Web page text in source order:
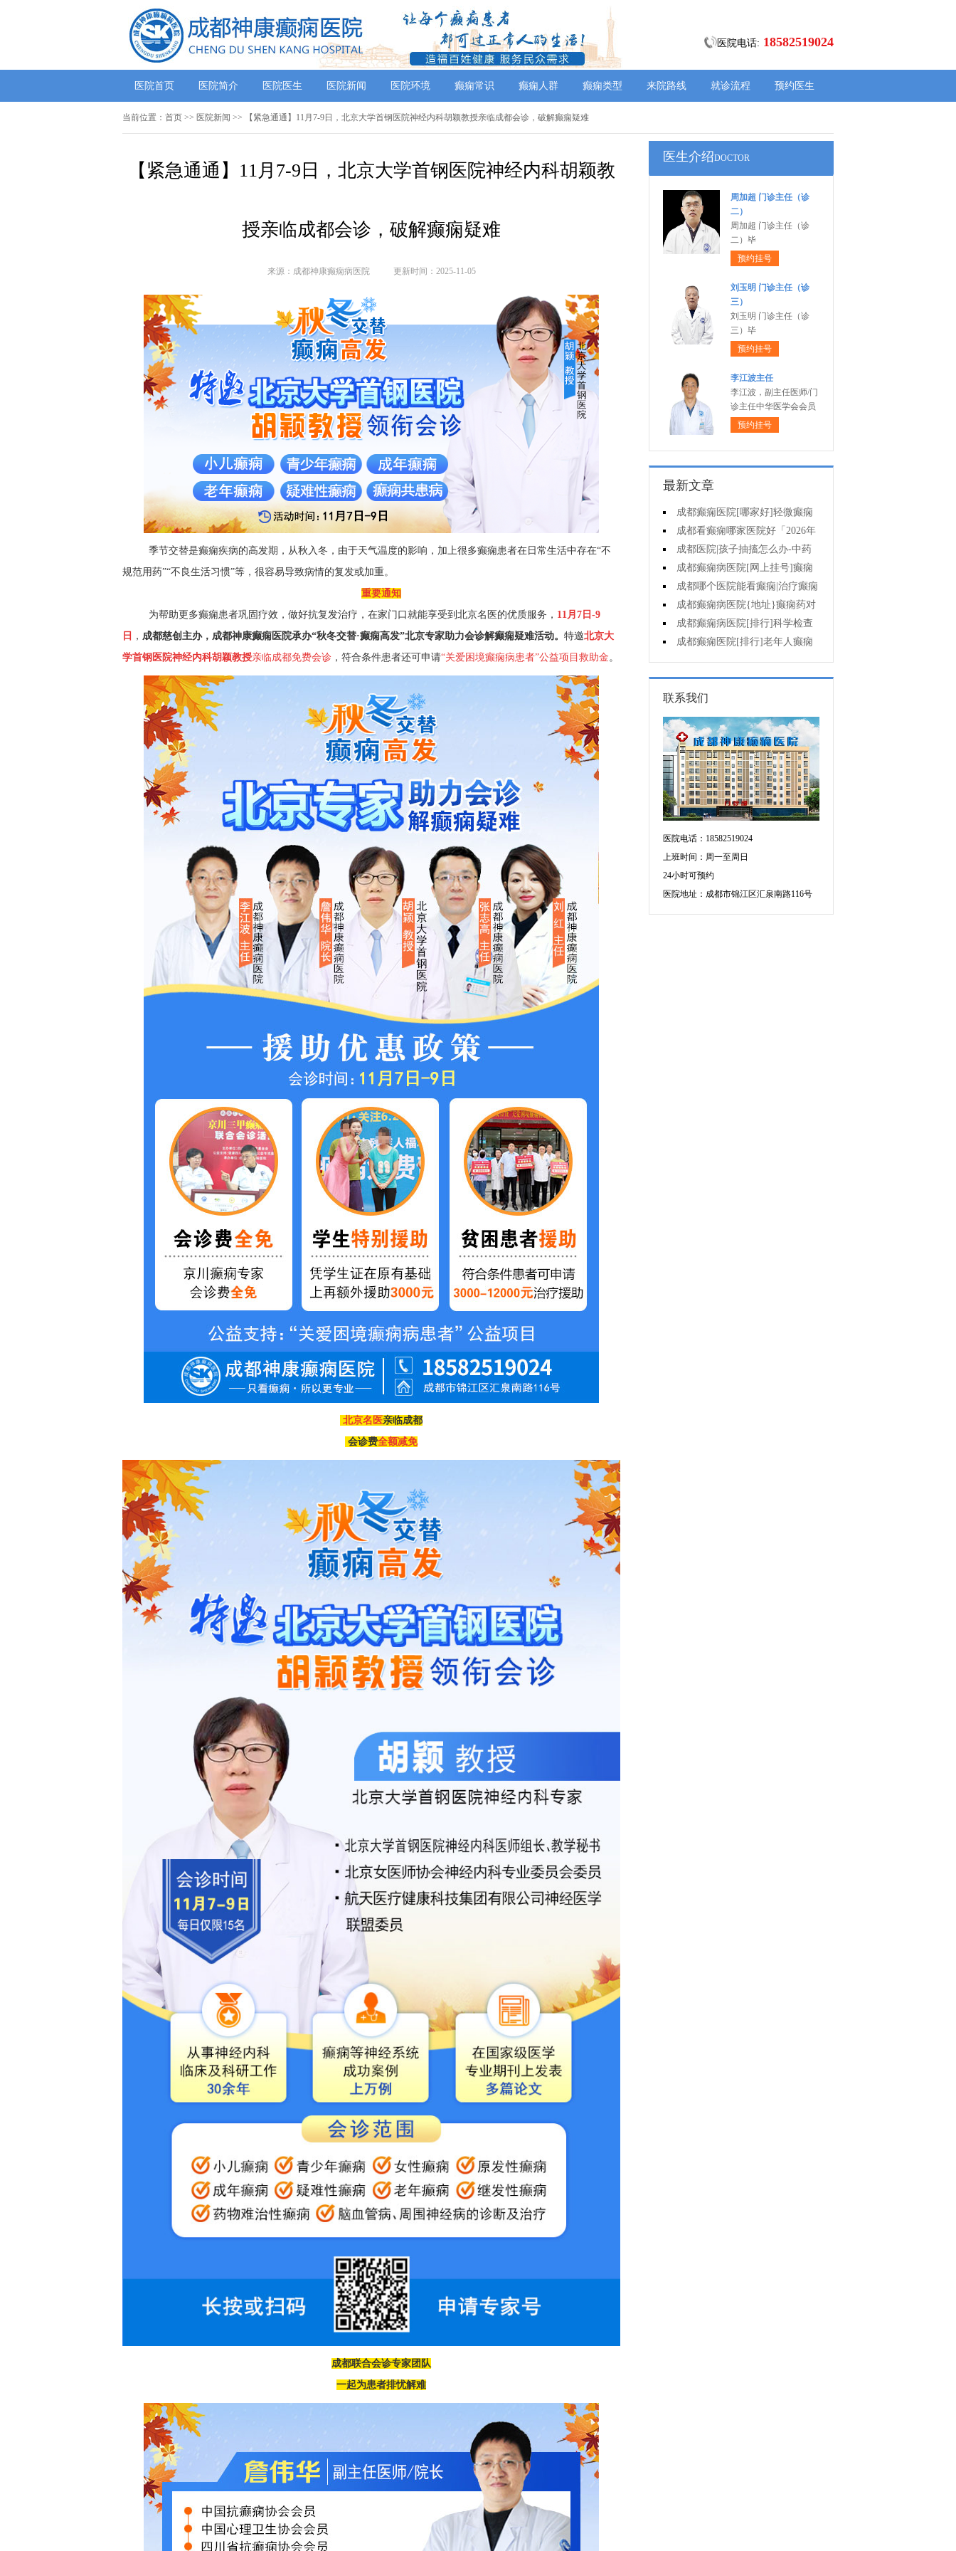
医院电话: 18582519024
医院首页 医院简介 医院医生 医院新闻 医院环境 癫痫常识 癫痫人群 癫痫类型 来院路线 就诊流程 预约医生
当前位置： 首页 >> 医院新闻 >> 【紧急通通】11月7-9日，北京大学首钢医院神经内科胡颖教授亲临成都会诊，破解癫痫疑难
【紧急通通】11月7-9日，北京大学首钢医院神经内科胡颖教
授亲临成都会诊，破解癫痫疑难
来源：成都神康癫痫病医院 更新时间：2025-11-05
季节交替是癫痫疾病的高发期，从秋入冬，由于天气温度的影响，加上很多癫痫患者在日常生活中存在“不
规范用药”“不良生活习惯”等，很容易导致病情的复发或加重。
重要通知
为帮助更多癫痫患者巩固疗效，做好抗复发治疗，在家门口就能享受到北京名医的优质服务， 11月7日-9
日 ， 成都慈创主办， 成都神康癫痫医院承办“秋冬交替·癫痫高发”北京专家助力会诊解癫痫疑难活动。 特邀北京大
学首钢医院神经内科胡颖教授亲临成都免费会诊 ，符合条件患者还可申请“关爱困境癫痫病患者”公益项目救助金。
北京名医亲临成都
会诊费全额减免
成都联合会诊专家团队
一起为患者排忧解难
医生介绍DOCTOR
周加超 门诊主任（诊
二）
周加超 门诊主任（诊
二）毕
预约挂号
刘玉明 门诊主任（诊
三）
刘玉明 门诊主任（诊
三）毕
预约挂号
李江波主任
李江波，副主任医师/门
诊主任中华医学会会员
预约挂号
最新文章
成都癫痫医院[哪家好]轻微癫痫
可以不治疗吗?
成都看癫痫哪家医院好「2026年
度公布」癫痫发作时要做什么?
成都医院|孩子抽搐怎么办-中药
能治疗癫痫吗?
成都癫痫病医院[网上挂号]癫痫
护理的要点是什么?
成都哪个医院能看癫痫|治疗癫痫
有哪些误区?
成都癫痫病医院{地址}癫痫药对
孩子有伤害吗?
成都癫痫病医院[排行]科学检查
癫痫的重要性?
成都癫痫医院[排行]老年人癫痫
发作时应该怎么办?
联系我们
医院电话：18582519024
上班时间：周一至周日
24小时可预约
医院地址：成都市锦江区汇泉南路116号